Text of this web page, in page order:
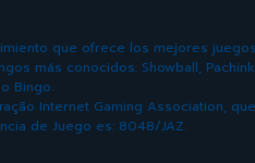
que ofrece los mejores
más conocidos. Showball,
Bingo.
Internet Gaming Association,
de Juego es: 8048/JAZ.